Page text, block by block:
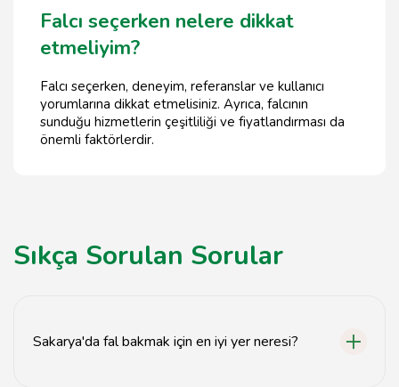
Falcı seçerken nelere dikkat
etmeliyim?
Falcı seçerken, deneyim, referanslar ve kullanıcı
yorumlarına dikkat etmelisiniz. Ayrıca, falcının
sunduğu hizmetlerin çeşitliliği ve fiyatlandırması da
önemli faktörlerdir.
Sıkça Sorulan Sorular
Sakarya'da fal bakmak için en iyi yer neresi?